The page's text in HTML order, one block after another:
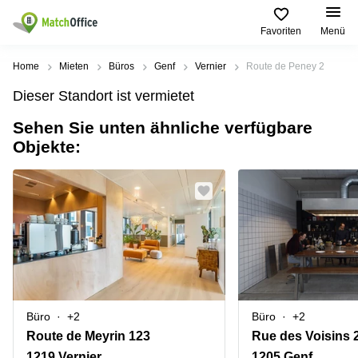
Favoriten Menü
Mieten / Vermieten
Produktseiten
Büro
Center
Coworking
Virtuelle
Büros
Besprechungsräume
Beliebte
Städte
Coworking
Zürich
Coworking
Zug
Coworking
Basel
Luzern
Coworking
Lugano
Beliebte
Suchanfragen
Leutschenbachstrasse
95 Zürich
Bahnhofplatz
1 Zürich
Bahnhofstrasse
10 Zürich
100 Zürich
Europaallee
41 Zürich
Hilfe
Über uns
Büro vermieten
Preis
Sprache wählen
French
Home Mieten Büros Genf Vernier Route de Peney 2
Dieser Standort ist vermietet
Sehen Sie unten ähnliche verfügbare
Objekte:
Büro +2
Route de Meyrin 123
Büro +2
Rue des Voisins